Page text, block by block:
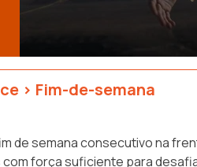
> Fim-de-semana
de semana consecutivo na
força suficiente para